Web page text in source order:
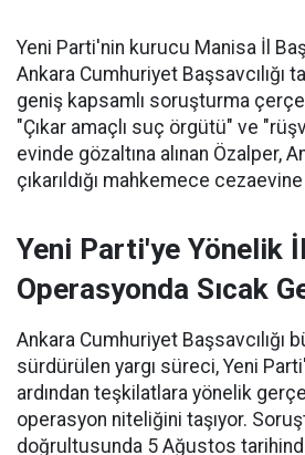
Yeni Parti'nin kurucu Manisa İl
Ankara Cumhuriyet Başsavcılığı
geniş kapsamlı soruşturma
"Çıkar amaçlı suç örgütü" ve
evinde gözaltına alınan Özalper,
çıkarıldığı mahkemece
Yeni Parti'ye Yönelik
Operasyonda Sıcak
Ankara Cumhuriyet Başsavcılığı
sürdürülen yargı süreci, Yeni
ardından teşkilatlara yönelik
operasyon niteliğini taşıyor.
doğrultusunda 5 Ağustos